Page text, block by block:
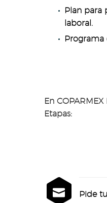
Plan para
laboral.
Programa
En
Etapas:

 Pide